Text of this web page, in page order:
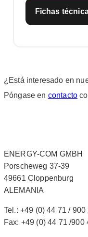
Fichas
¿Está interesado en
Póngase en contacto
ENERGY-COM GMBH
Porscheweg 37-39
49661 Cloppenburg
ALEMANIA
Tel.: +49 (0) 44 71 / 900
Fax: +49 (0) 44 71 /900